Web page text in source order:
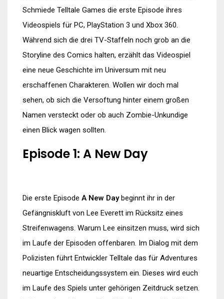
Schmiede Telltale Games die erste Episode ihres
Videospiels für PC, PlayStation 3 und Xbox 360.
Während sich die drei TV-Staffeln noch grob an die
Storyline des Comics halten, erzählt das Videospiel
eine neue Geschichte im Universum mit neu
erschaffenen Charakteren. Wollen wir doch mal
sehen, ob sich die Versoftung hinter einem großen
Namen versteckt oder ob auch Zombie-Unkundige
einen Blick wagen sollten.
Episode 1: A New Day
Die erste Episode A New Daybeginnt ihr in der
Gefängniskluft von Lee Everett im Rücksitz eines
Streifenwagens. Warum Lee einsitzen muss, wird sich
im Laufe der Episoden offenbaren. Im Dialog mit dem
Polizisten führt Entwickler Telltale das für Adventures
neuartige Entscheidungssystem ein. Dieses wird euch
im Laufe des Spiels unter gehörigen Zeitdruck setzen.